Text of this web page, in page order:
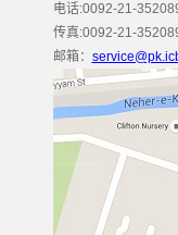
电话:0092-21-
传真:0092-21-
邮箱：